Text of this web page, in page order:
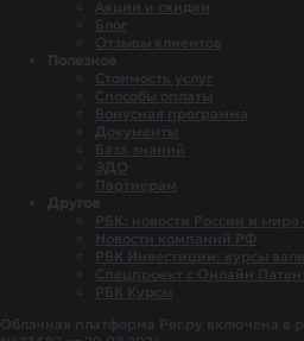
Акции и скидки
Блог
Отзывы клиентов
Полезное
Стоимость услуг
Способы оплаты
Бонусная программа
Документы
База знаний
ЭДО
Партнерам
Другое
РБК: новости России и мира
Новости компаний РФ
РБК Инвестиции: курсы
Спецпроект с Онлайн
РБК Курсы
Облачная платформа Рег.ру включена в